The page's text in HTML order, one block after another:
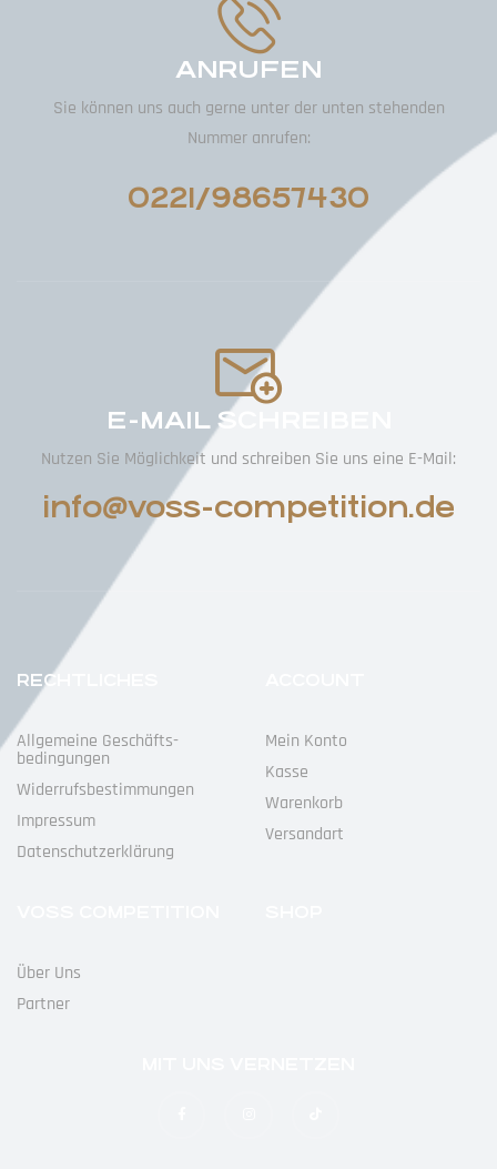
ANRUFEN
Sie können uns auch gerne unter der unten stehenden
Nummer anrufen:
0221/98657430
E-MAIL SCHREIBEN
Nutzen Sie Möglichkeit und schreiben Sie uns eine E-Mail:
info@voss-competition.de
RECHTLICHES
Allgemeine Geschäfts­
Bedingungen
Widerrufs­bestimmungen
Impressum
Datenschutz­erklärung
Mein Konto
Kasse
Warenkorb
Versandart
Über Uns
Partner